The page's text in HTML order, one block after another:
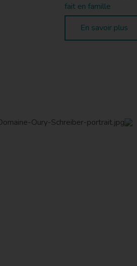
fait en famille
En savoir plus